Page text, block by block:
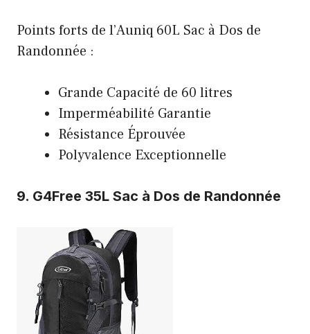
Points forts de l’Auniq 60L Sac à Dos de
Randonnée :
Grande Capacité de 60 litres
Imperméabilité Garantie
Résistance Éprouvée
Polyvalence Exceptionnelle
9. G4Free 35L Sac à Dos de Randonnée